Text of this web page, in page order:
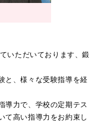
いただいております、鍛
と、様々な受験指導を経
導力で、学校の定期テス
て高い指導力をお約束し